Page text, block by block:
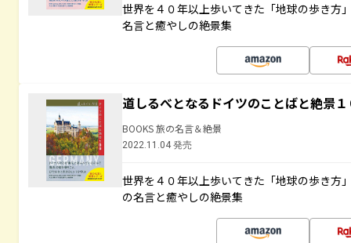
世界を４０年以上歩いてきた「地球の歩き方
名言と癒やしの絶景集
道しるべとなるドイツのことばと絶景
BOOKS 旅の名言＆絶景
2022.11.04 発売
世界を４０年以上歩いてきた「地球の歩き方
の名言と癒やしの絶景集